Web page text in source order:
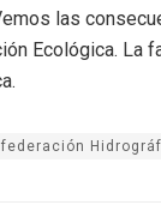
las
Ecológica. La